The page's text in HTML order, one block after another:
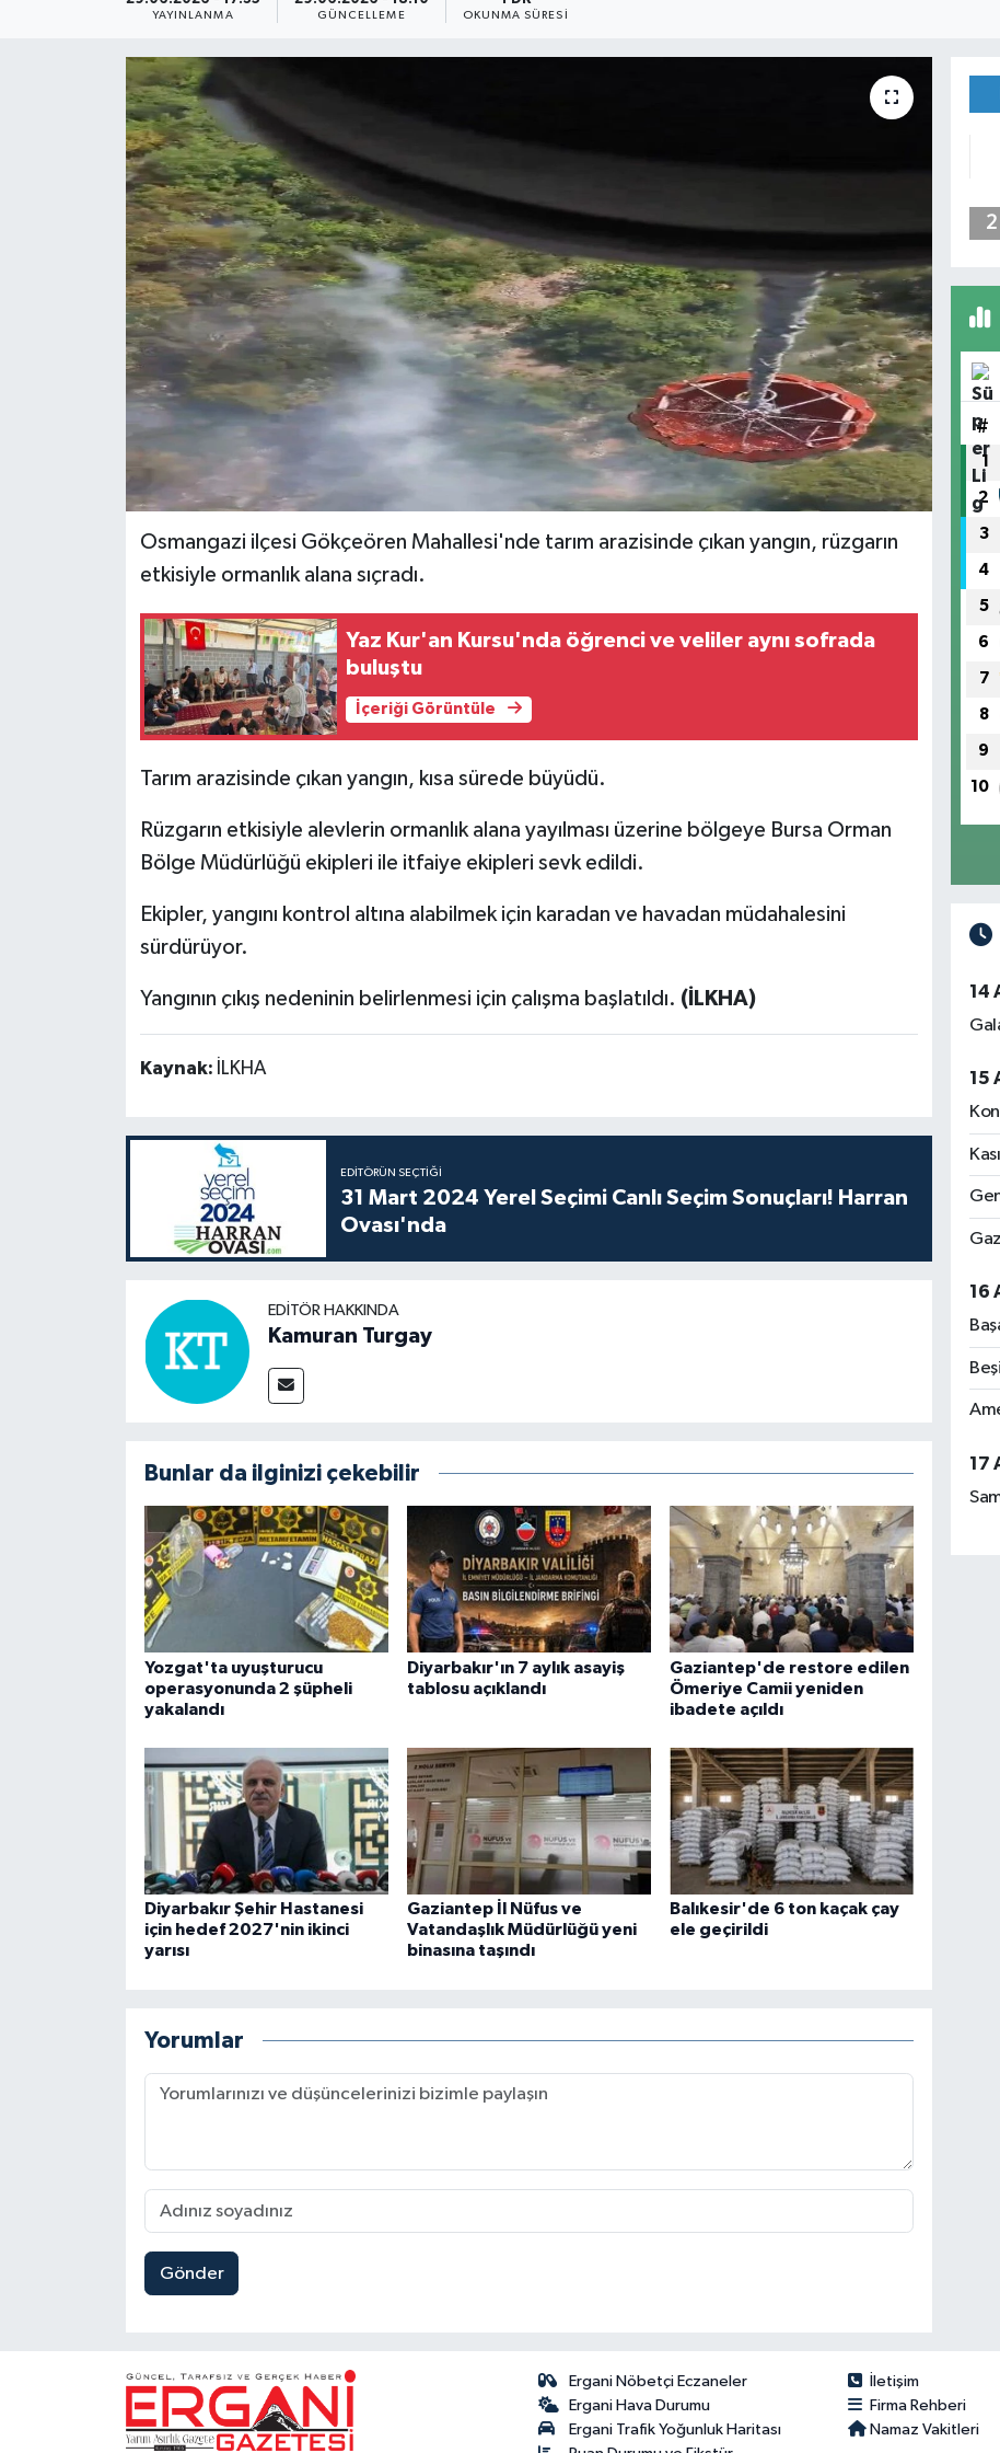
YAYINLANMA GÜNCELLEME OKUNMA SÜRESI
Osmangazi ilçesi Gökçeören Mahallesi'nde tarım arazisinde çıkan yangın, rüzgarın
etkisiyle ormanlık alana sıçradı.
Yaz Kur'an Kursu'nda öğrenci ve veliler aynı sofrada
buluştu
İçeriği Görüntüle
Tarım arazisinde çıkan yangın, kısa sürede büyüdü.
Rüzgarın etkisiyle alevlerin ormanlık alana yayılması üzerine bölgeye Bursa Orman
Bölge Müdürlüğü ekipleri ile itfaiye ekipleri sevk edildi.
Ekipler, yangını kontrol altına alabilmek için karadan ve havadan müdahalesini
sürdürüyor.
Yangının çıkış nedeninin belirlenmesi için çalışma başlatıldı. (İLKHA)
Kaynak: İLKHA
EDITÖRÜN SEÇTIĞI
31 Mart 2024 Yerel Seçimi Canlı Seçim Sonuçları! Harran
Ovası'nda
EDITÖR HAKKINDA
Kamuran Turgay
Bunlar da ilginizi çekebilir
Yozgat'ta uyuşturucu
operasyonunda 2 şüpheli
yakalandı
Diyarbakır'ın 7 aylık asayiş
tablosu açıklandı
Gaziantep'de restore edilen
Ömeriye Camii yeniden
ibadete açıldı
Diyarbakır Şehir Hastanesi
için hedef 2027'nin ikinci
yarısı
Gaziantep İl Nüfus ve
Vatandaşlık Müdürlüğü yeni
binasına taşındı
Balıkesir'de 6 ton kaçak çay
ele geçirildi
Yorumlar
Gönder
#
1
2
3
4
5
6
7
8
9
10
14
15
16
17
Ergani Nöbetçi Eczaneler
Ergani Hava Durumu
Ergani Trafik Yoğunluk Haritası
İletişim
Firma Rehberi
Namaz Vakitleri
Bi̇li̇m & Teknoloji̇